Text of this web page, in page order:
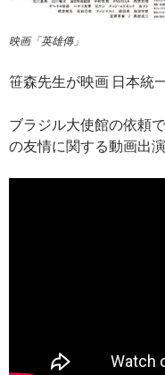
映画「英雄傳」
笹森先生が映画 日本統
ブラジル大使館の依頼
の友情に関する動画出演